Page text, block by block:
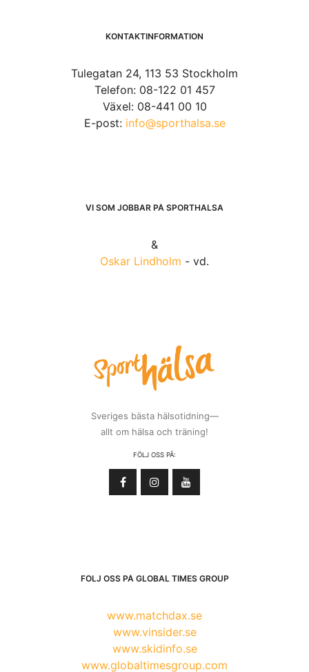
KONTAKTINFORMATION
Tulegatan 24, 113 53 Stockholm
Telefon: 08-122 01 457
Växel: 08-441 00 10
E-post: info@sporthalsa.se
VI SOM JOBBAR PÅ SPORTHÄLSA
&
Oskar Lindholm - vd.
Sveriges bästa hälsotidning—
allt om hälsa och träning!
FÖLJ OSS PÅ:
FÖLJ OSS PÅ GLOBAL TIMES GROUP
www.matchdax.se
www.vinsider.se
www.skidinfo.se
www.globaltimesgroup.com